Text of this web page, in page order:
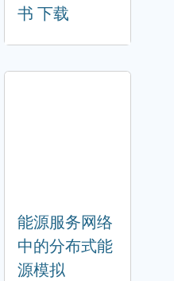
书 下载
能源服务网络
中的分布式能
源模拟